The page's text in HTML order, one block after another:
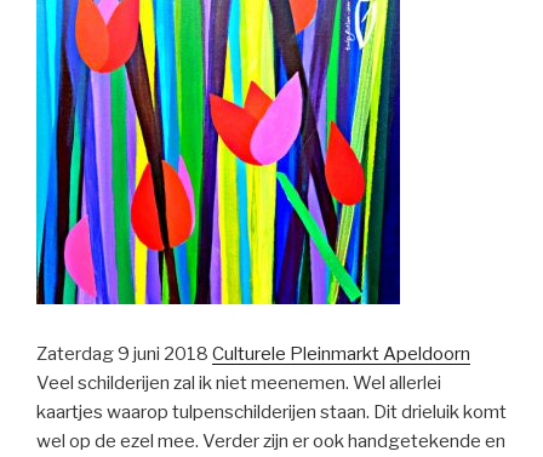
Zaterdag 9 juni 2018 Culturele Pleinmarkt Apeldoorn
Veel schilderijen zal ik niet meenemen. Wel allerlei
kaartjes waarop tulpenschilderijen staan. Dit drieluik komt
wel op de ezel mee. Verder zijn er ook handgetekende en